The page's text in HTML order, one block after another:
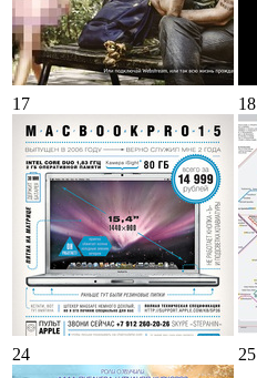
17 18
24 25